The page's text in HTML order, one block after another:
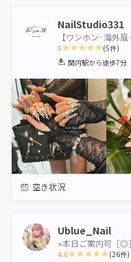
NailStudio331
【ワンホン·海外
5
1 2 3 4 5
(5件)
関内駅から徒歩7分
空き状況
Ublue_Nail
⭐︎本日ご案内可［
4.6 (26件)